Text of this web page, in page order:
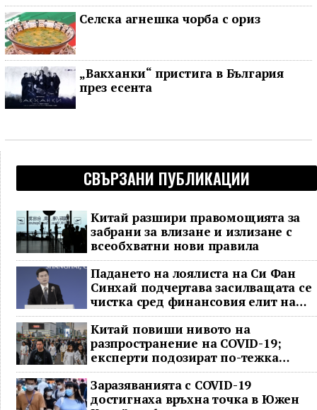
Селска агнешка чорба с ориз
„Вакханки“ пристига в България
през есента
СВЪРЗАНИ ПУБЛИКАЦИИ
Китай разшири правомощията за
забрани за влизане и излизане с
всеобхватни нови правила
Падането на лоялиста на Си Фан
Синхай подчертава засилващата се
чистка сред финансовия елит на
Китай
Китай повиши нивото на
разпространение на COVID-19;
експерти подозират по-тежка
ситуация
Заразяванията с COVID-19
достигнаха връхна точка в Южен